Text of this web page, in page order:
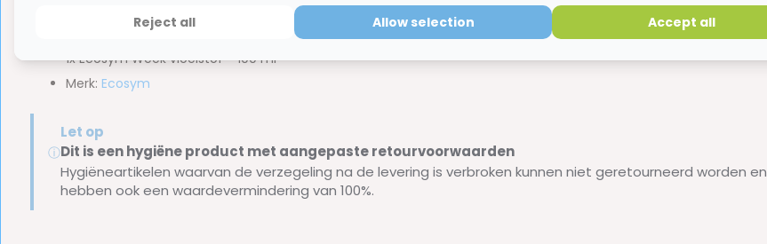
Inhoud van de verpakking
1x Ecosym Week vloeistof - 100 ml
Merk: Ecosym
ⓘ
Let op
Dit is een hygiëne product met aangepaste retourvoorwaarden
Hygiëneartikelen waarvan de verzegeling na de levering is verbroken kunnen niet geretourneerd worden en
hebben ook een waardevermindering van 100%.
Reject all Allow selection Accept all